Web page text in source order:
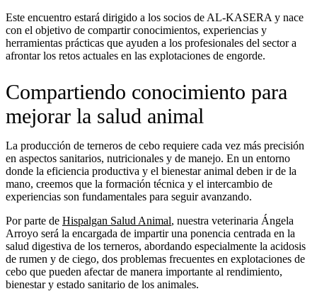
Este encuentro estará dirigido a los socios de AL-KASERA y nace
con el objetivo de compartir conocimientos, experiencias y
herramientas prácticas que ayuden a los profesionales del sector a
afrontar los retos actuales en las explotaciones de engorde.
Compartiendo conocimiento para
mejorar la salud animal
La producción de terneros de cebo requiere cada vez más precisión
en aspectos sanitarios, nutricionales y de manejo. En un entorno
donde la eficiencia productiva y el bienestar animal deben ir de la
mano, creemos que la formación técnica y el intercambio de
experiencias son fundamentales para seguir avanzando.
Por parte de Hispalgan Salud Animal, nuestra veterinaria Ángela
Arroyo será la encargada de impartir una ponencia centrada en la
salud digestiva de los terneros, abordando especialmente la acidosis
de rumen y de ciego, dos problemas frecuentes en explotaciones de
cebo que pueden afectar de manera importante al rendimiento,
bienestar y estado sanitario de los animales.